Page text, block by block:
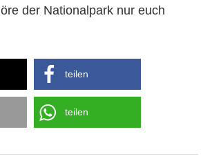
der Nationalpark nur euch
teilen
teilen